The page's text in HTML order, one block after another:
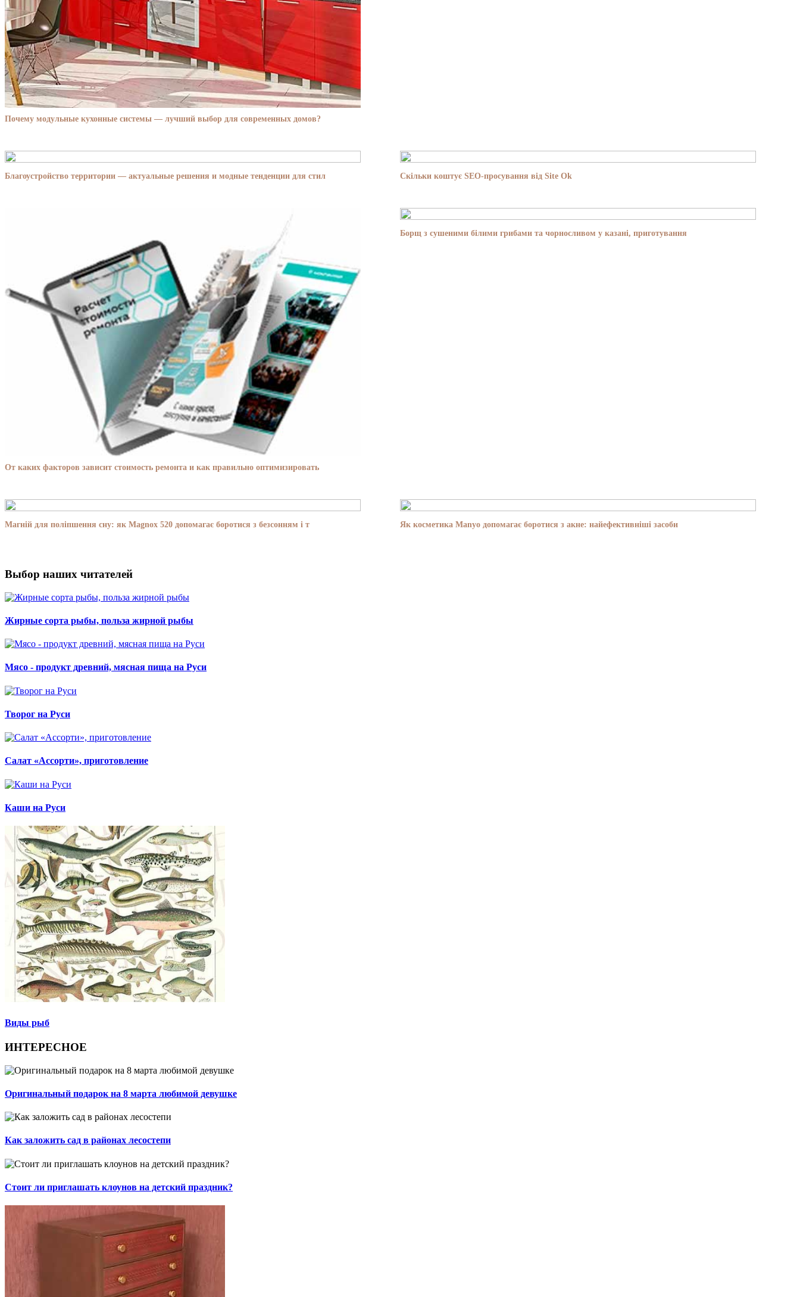
Почему модульные кухонные системы — лучший выбор для современных домов?
Благоустройство территории — актуальные решения и модные тенденции для стил Скільки коштує SEO-просування від Site Ok
От каких факторов зависит стоимость ремонта и как правильно оптимизировать
Борщ з сушеними білими грибами та чорносливом у казані, приготування
Магній для поліпшення сну: як Magnox 520 допомагає боротися з безсонням і т Як косметика Manyo допомагає боротися з акне: найефективніші засоби
Выбор наших читателей
Жирные сорта рыбы, польза жирной рыбы
Мясо - продукт древний, мясная пища на Руси
Творог на Руси
Салат «Ассорти», приготовление
Каши на Руси
Виды рыб
ИНТЕРЕСНОЕ
Оригинальный подарок на 8 марта любимой девушке
Как заложить сад в районах лесостепи
Стоит ли приглашать клоунов на детский праздник?